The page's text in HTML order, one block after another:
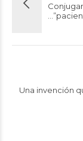
Una invención